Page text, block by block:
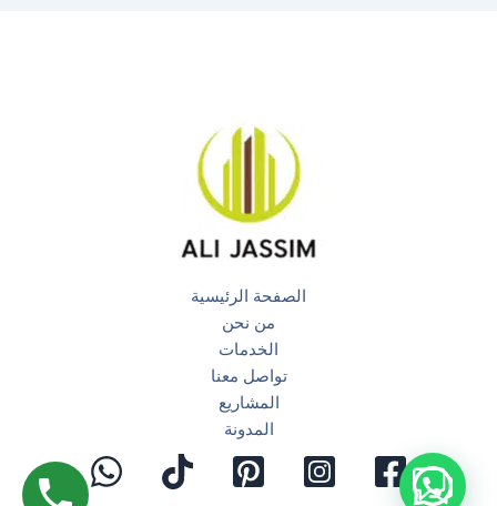
الصفحة الرئيسية
من نحن
الخدمات
تواصل معنا
المشاريع
المدونة